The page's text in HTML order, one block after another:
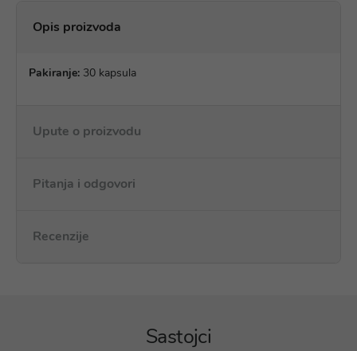
Opis proizvoda
Pakiranje: 30 kapsula
Upute o proizvodu
Pitanja i odgovori
Recenzije
Sastojci